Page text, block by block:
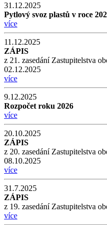
31.12.2025
Pytlový svoz plastů v roce
více
11.12.2025
ZÁPIS
z 21. zasedání Zastupitelstva
02.12.2025
více
9.12.2025
Rozpočet roku 2026
více
20.10.2025
ZÁPIS
z 20. zasedání Zastupitelstva
08.10.2025
více
31.7.2025
ZÁPIS
z 19. zasedání Zastupitelstva
více